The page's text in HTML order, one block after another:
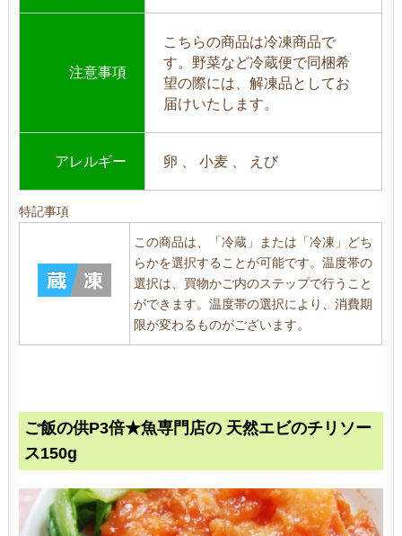
注意事項
こちらの商品は冷凍商品で
す。野菜など冷蔵便で同梱希
望の際には、解凍品としてお
届けいたします。
アレルギー 卵 、 小麦 、 えび
特記事項
この商品は、「冷蔵」または「冷凍」どち
らかを選択することが可能です。温度帯の
選択は、買物かご内のステップで行うこと
ができます。温度帯の選択により、消費期
限が変わるものがございます。
ご飯の供P3倍★魚専門店の 天然エビのチリソー
ス150g